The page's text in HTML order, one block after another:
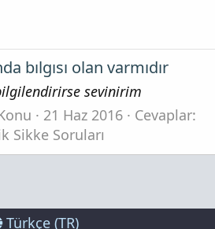
bılgısı olan varmıdır
sevinirim
21 Haz 2016
Cevaplar:
Sikke Soruları
Türkçe (TR)